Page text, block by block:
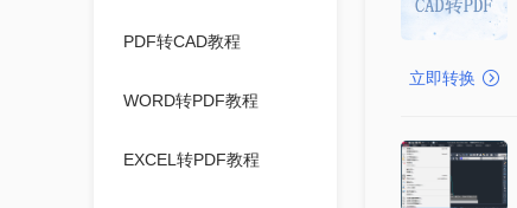
PDF转CAD教程
WORD转PDF教程
EXCEL转PDF教程
立即转换